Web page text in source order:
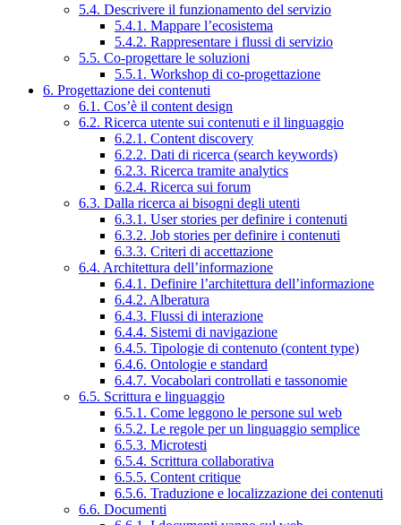
5.4. Descrivere il funzionamento del servizio
5.4.1. Mappare l’ecosistema
5.4.2. Rappresentare i flussi di servizio
5.5. Co-progettare le soluzioni
5.5.1. Workshop di co-progettazione
6. Progettazione dei contenuti
6.1. Cos’è il content design
6.2. Ricerca utente sui contenuti e il linguaggio
6.2.1. Content discovery
6.2.2. Dati di ricerca (search keywords)
6.2.3. Ricerca tramite analytics
6.2.4. Ricerca sui forum
6.3. Dalla ricerca ai bisogni degli utenti
6.3.1. User stories per definire i contenuti
6.3.2. Job stories per definire i contenuti
6.3.3. Criteri di accettazione
6.4. Architettura dell’informazione
6.4.1. Definire l’architettura dell’informazione
6.4.2. Alberatura
6.4.3. Flussi di interazione
6.4.4. Sistemi di navigazione
6.4.5. Tipologie di contenuto (content type)
6.4.6. Ontologie e standard
6.4.7. Vocabolari controllati e tassonomie
6.5. Scrittura e linguaggio
6.5.1. Come leggono le persone sul web
6.5.2. Le regole per un linguaggio semplice
6.5.3. Microtesti
6.5.4. Scrittura collaborativa
6.5.5. Content critique
6.5.6. Traduzione e localizzazione dei contenuti
6.6. Documenti